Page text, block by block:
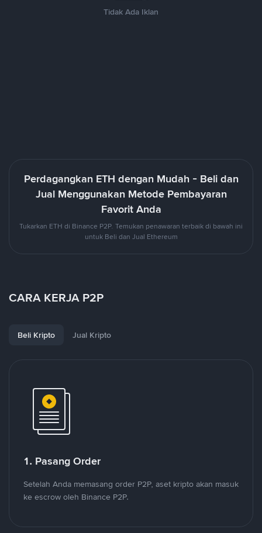
Tidak Ada Iklan
Perdagangkan ETH dengan Mudah - Beli dan
Jual Menggunakan Metode Pembayaran
Favorit Anda
Tukarkan ETH di Binance P2P. Temukan penawaran terbaik di bawah ini
untuk Beli dan Jual Ethereum
CARA KERJA P2P
Beli Kripto Jual Kripto
1. Pasang Order
Setelah Anda memasang order P2P, aset kripto akan masuk
ke escrow oleh Binance P2P.